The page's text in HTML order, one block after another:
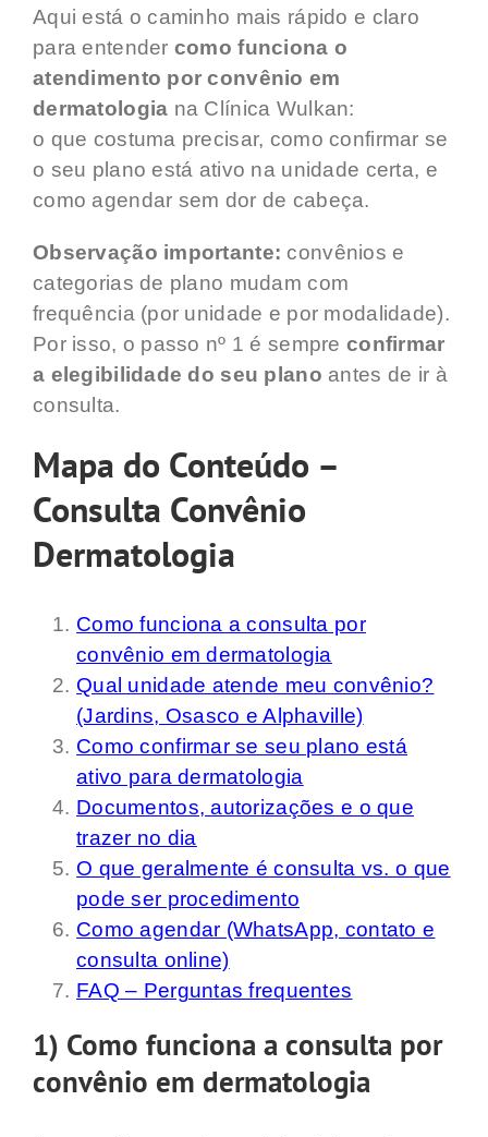
Aqui está o caminho mais rápido e claro
para entender como funciona o
atendimento por convênio em
dermatologia na Clínica Wulkan:
o que costuma precisar, como confirmar se
o seu plano está ativo na unidade certa, e
como agendar sem dor de cabeça.
Observação importante: convênios e
categorias de plano mudam com
frequência (por unidade e por modalidade).
Por isso, o passo nº 1 é sempre confirmar
a elegibilidade do seu plano antes de ir à
consulta.
Mapa do Conteúdo –
Consulta Convênio
Dermatologia
Como funciona a consulta por
convênio em dermatologia
Qual unidade atende meu convênio?
(Jardins, Osasco e Alphaville)
Como confirmar se seu plano está
ativo para dermatologia
Documentos, autorizações e o que
trazer no dia
O que geralmente é consulta vs. o que
pode ser procedimento
Como agendar (WhatsApp, contato e
consulta online)
FAQ – Perguntas frequentes
1) Como funciona a consulta por
convênio em dermatologia